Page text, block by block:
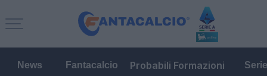
News Fantacalcio Probabili Formazioni